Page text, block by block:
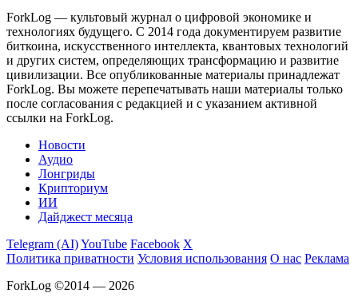
ForkLog — культовый журнал о цифровой экономике и
технологиях будущего. С 2014 года документируем развитие
биткоина, искусственного интеллекта, квантовых технологий
и других систем, определяющих трансформацию и развитие
цивилизации. Все опубликованные материалы принадлежат
ForkLog. Вы можете перепечатывать наши материалы только
после согласования с редакцией и с указанием активной
ссылки на ForkLog.
Новости
Аудио
Лонгриды
Крипториум
ИИ
Дайджест месяца
Telegram (AI)YouTube Facebook X
Политика приватности Условия использования О нас Реклама
ForkLog ©2014 — 2026